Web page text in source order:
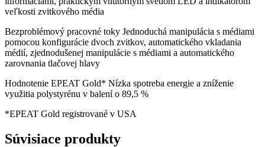
veľkosti zvitkového média
Bezproblémový pracovné toky Jednoduchá manipulácia s médiami
pomocou konfigurácie dvoch zvitkov, automatického vkladania
médií, zjednodušenej manipulácie s médiami a automatického
zarovnania tlačovej hlavy
Hodnotenie EPEAT Gold* Nízka spotreba energie a zníženie
využitia polystyrénu v balení o 89,5 %
*EPEAT Gold registrované v USA
Súvisiace produkty